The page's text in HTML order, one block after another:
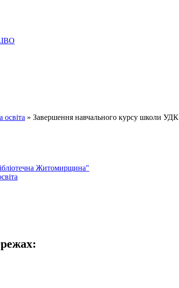
освіта » Завершення навчального курсу школи УДК
Житомирщина"